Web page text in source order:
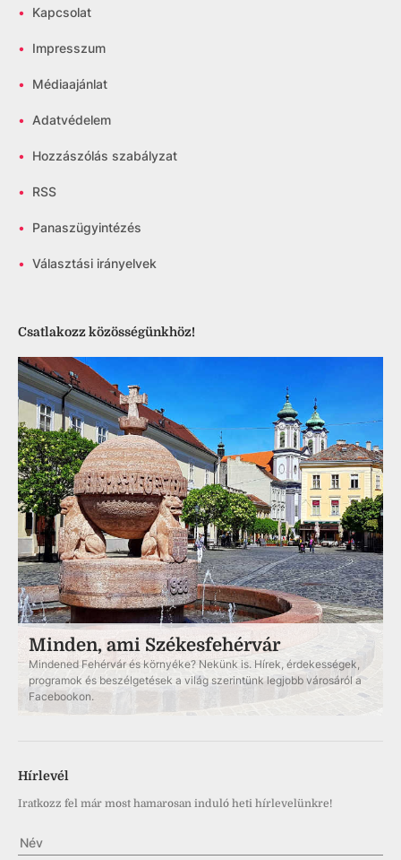
• Kapcsolat
• Impresszum
• Médiaajánlat
• Adatvédelem
• Hozzászólás szabályzat
• RSS
• Panaszügyintézés
• Választási irányelvek
Csatlakozz közösségünkhöz!
Minden, ami Székesfehérvár
Mindened Fehérvár és környéke? Nekünk is. Hírek, érdekességek,
programok és beszélgetések a világ szerintünk legjobb városáról a
Facebookon.
Hírlevél
Iratkozz fel már most hamarosan induló heti hírlevelünkre!